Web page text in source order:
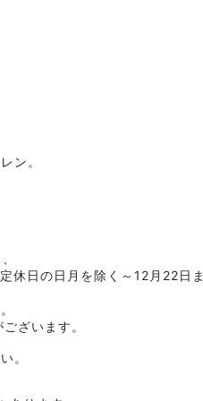
ン。
休日の日月を除く～12月22日ま
ざいます。
。